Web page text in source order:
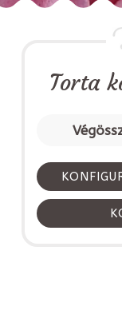
Torta